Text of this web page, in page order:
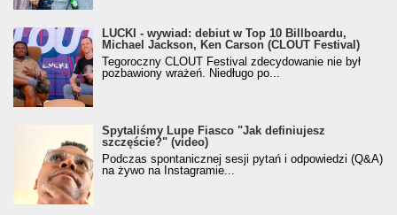
LUCKI - wywiad: debiut w Top 10 Billboardu,
Michael Jackson, Ken Carson (CLOUT Festival)
Tegoroczny CLOUT Festival zdecydowanie nie był
pozbawiony wrażeń. Niedługo po...
Spytaliśmy Lupe Fiasco "Jak definiujesz
szczęście?" (video)
Podczas spontanicznej sesji pytań i odpowiedzi (Q&A)
na żywo na Instagramie...